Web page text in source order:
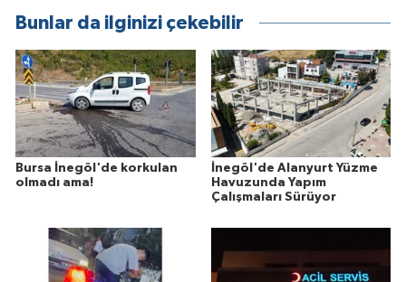
Bunlar da ilginizi çekebilir
Bursa İnegöl'de korkulan
olmadı ama!
İnegöl'de Alanyurt Yüzme
Havuzunda Yapım
Çalışmaları Sürüyor